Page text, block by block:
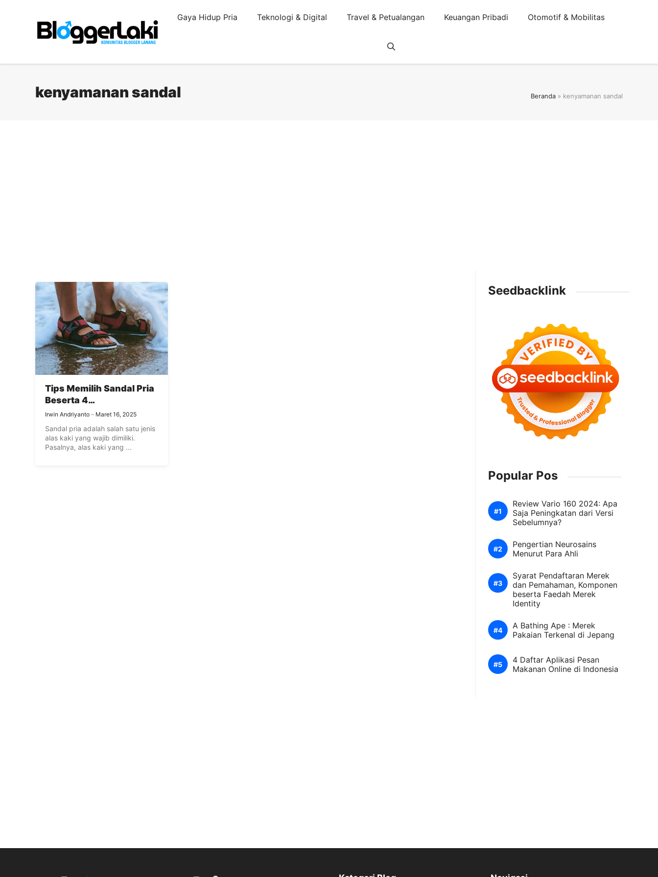
Gaya Hidup Pria Teknologi & Digital Travel & Petualangan Keuangan Pribadi Otomotif & Mobilitas
kenyamanan sandal Beranda » kenyamanan sandal
Tips Memilih Sandal Pria
Beserta 4
Rekomendasinya
Irwin Andriyanto Maret 16, 2025
Sandal pria adalah salah satu jenis
alas kaki yang wajib dimiliki.
Pasalnya, alas kaki yang ...
Seedbacklink
Popular Pos
Review Vario 160 2024: Apa
Saja Peningkatan dari Versi
Sebelumnya?
Pengertian Neurosains
Menurut Para Ahli
Syarat Pendaftaran Merek
dan Pemahaman, Komponen
beserta Faedah Merek
Identity
A Bathing Ape : Merek
Pakaian Terkenal di Jepang
4 Daftar Aplikasi Pesan
Makanan Online di Indonesia